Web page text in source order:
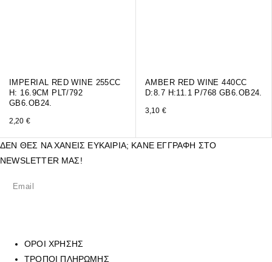
IMPERIAL RED WINE 255CC
H: 16.9CM PLT/792
GB6.OB24.
2,20 €
AMBER RED WINE 440CC
D:8.7 H:11.1 P/768 GB6.OB24.
3,10 €
ΔΕΝ ΘΕΣ ΝΑ ΧΑΝΕΙΣ ΕΥΚΑΙΡΙΑ; ΚΑΝΕ ΕΓΓΡΑΦΗ ΣΤΟ
NEWSLETTER ΜΑΣ!
ΟΡΟΙ ΧΡΗΣΗΣ
ΤΡΟΠΟΙ ΠΛΗΡΩΜΗΣ